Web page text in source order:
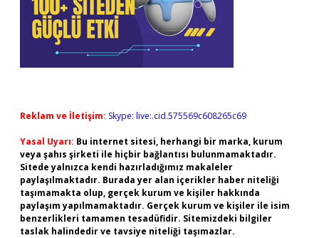
Reklam ve İletişim: Skype: live:.cid.575569c608265c69
Yasal Uyarı: Bu internet sitesi, herhangi bir marka, kurum
veya şahıs şirketi ile hiçbir bağlantısı bulunmamaktadır.
Sitede yalnızca kendi hazırladığımız makaleler
paylaşılmaktadır. Burada yer alan içerikler haber niteliği
taşımamakta olup, gerçek kurum ve kişiler hakkında
paylaşım yapılmamaktadır. Gerçek kurum ve kişiler ile isim
benzerlikleri tamamen tesadüfidir. Sitemizdeki bilgiler
taslak halindedir ve tavsiye niteliği taşımazlar.